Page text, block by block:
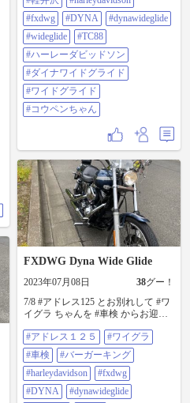
#fxdwg
#DYNA
#dynawideglide
#wideglide
#TC88
#ハーレーダビッドソン
#ダイナワイドグライド
#ワイドグライド
#コウペンちゃん
FXDWG Dyna Wide Glide
2023年07月08日 38グー！
7/8 #アドレス125 とお別れして #ワ
イグラ ちゃんを #車検 からお迎え
ご褒美は #バーガーキング
#harleydavidson #fxdwg #dyna
#dynawideglide #wideglide #tc88 #ハ
ーレーダビッドソン #ダイナワイド
グライド #ワイドグライド #コウペ
ンちゃん
#アドレス１２５
#ワイグラ
#車検
#バーガーキング
#harleydavidson
#fxdwg
#DYNA
#dynawideglide